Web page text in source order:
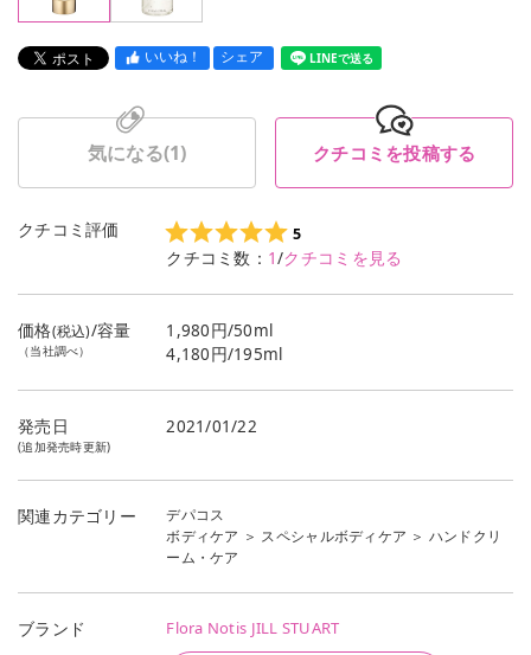
いいね！ シェア LINEで送る
気になる(1) クチコミを投稿する
クチコミ評価 5
クチコミ数： 1/クチコミを見る
価格(税込)/容量
（当社調べ）
1,980円/50ml
4,180円/195ml
発売日
(追加発売時更新)
2021/01/22
関連カテゴリー
デパコス
ボディケア ＞ スペシャルボディケア ＞ ハンドクリ
ーム・ケア
ブランド Flora Notis JILL STUART